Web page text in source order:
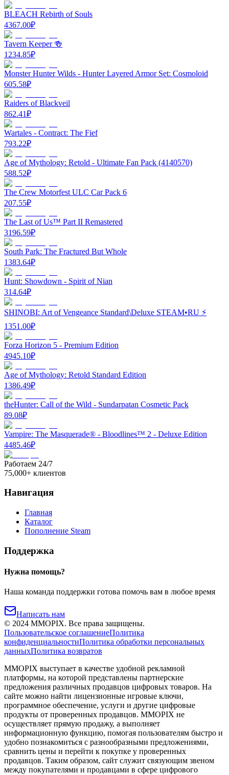
BLEACH Rebirth of Souls
4367.00₽
Tavern Keeper 🍻
1234.85₽
Monster Hunter Wilds - Hunter Layered Armor Set: Cosmoloid
605.58₽
Raiders of Blackveil
862.41₽
Wartales - Contract: The Fief
793.22₽
Age of Mythology: Retold - Ultimate Fan Pack (4140570)
588.52₽
The Crew Motorfest ULC Car Pack 6
207.55₽
The Last of Us™ Part II Remastered
3196.59₽
South Park: The Fractured But Whole
1383.64₽
Hunt: Showdown - Spirit of Nian
314.64₽
SHINOBI: Art of Vengeance Standard\Deluxe STEAM•RU ⚡️
1351.00₽
Forza Horizon 5 - Premium Edition
4945.10₽
Age of Mythology: Retold Standard Edition
1386.49₽
theHunter: Call of the Wild - Sundarpatan Cosmetic Pack
89.08₽
Vampire: The Masquerade® - Bloodlines™ 2 - Deluxe Edition
4485.46₽
Работаем 24/7
75,000+ клиентов
Навигация
Главная
Каталог
Пополнение Steam
Поддержка
Нужна помощь?
Наша команда поддержки готова помочь вам в любое время
Написать нам
© 2024 MMOPIX. Все права защищены.
Пользовательское соглашениеПолитика
конфиденциальностиПолитика обработки персональных
данныхПолитика возвратов
MMOPIX выступает в качестве удобной рекламной
платформы, на которой представлены партнерские
предложения различных продавцов цифровых товаров. На
сайте можно найти лицензионные игровые ключи,
программное обеспечение, услуги и другие цифровые
продукты от проверенных продавцов. MMOPIX не
осуществляет прямую продажу, а выполняет
информационную функцию, помогая пользователям быстро и
удобно познакомиться с разнообразными предложениями,
сравнить цены и перейти к покупке у проверенных
продавцов. Таким образом, сайт служит связующим звеном
между покупателями и продавцами в сфере цифрового